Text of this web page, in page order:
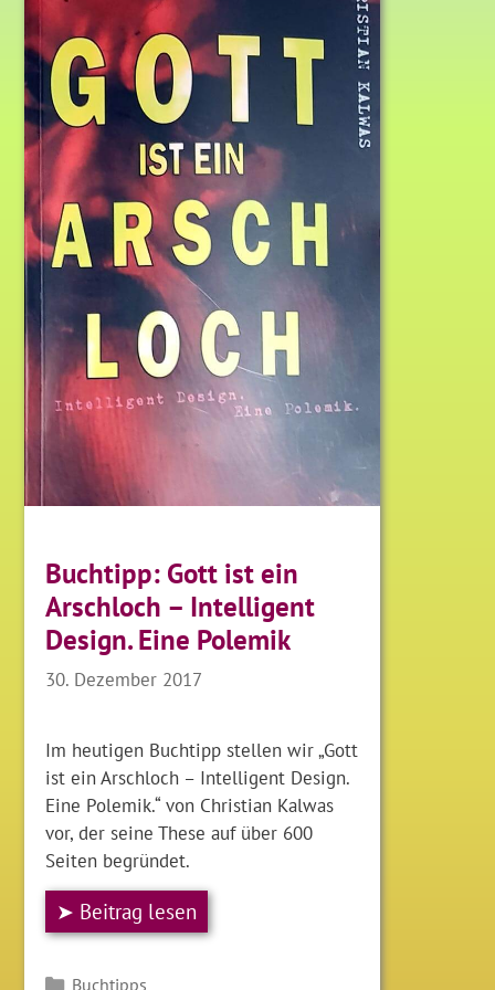
Buchtipp: Gott ist ein
Arschloch – Intelligent
Design. Eine Polemik
30. Dezember 2017
Im heutigen Buchtipp stellen wir „Gott
ist ein Arschloch – Intelligent Design.
Eine Polemik.“ von Christian Kalwas
vor, der seine These auf über 600
Seiten begründet.
➤ Beitrag lesen
Kategorien
Buchtipps